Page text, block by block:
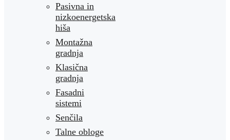
Pasivna in
nizkoenergetska
hiša
Montažna
gradnja
Klasična
gradnja
Fasadni
sistemi
Senčila
Talne obloge